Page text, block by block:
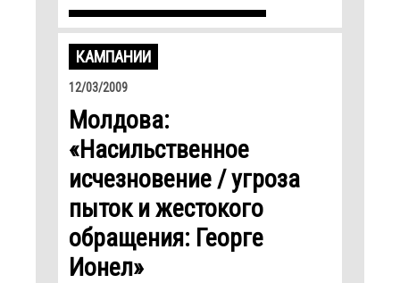
КАМПАНИИ
12/03/2009
Молдова:
«Насильственное
исчезновение / угроза
пыток и жестокого
обращения: Георге
Ионел»